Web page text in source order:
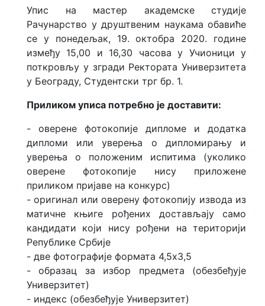
Упис на мастер академске студије
Рачунарство у друштвеним наукама обавиће
се у понедељак, 19. октобра 2020. године
између 15,00 и 16,30 часова у Учионици у
поткровљу у згради Ректората Универзитета
у Београду, Студентски трг бр. 1.
Приликом уписа потребно је доставити:
- оверене фотокопије дипломе и додатка
дипломи или уверења о дипломирању и
уверeња о положеним испитима (уколико
оверене фотокопије нису приложене
приликом пријаве на конкурс)
- oригинал или оверену фотокопију извода из
матичне књиге рођених достављају само
кандидати који нису рођени на територији
Републике Србије
- две фотографије формата 4,5x3,5
- образац за избор предмета (обезбеђује
Универзитет)
- индекс (обезбеђује Универзитет)